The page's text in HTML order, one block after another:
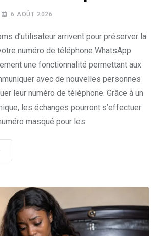
6 AOÛT 2026
d’utilisateur arrivent pour préserver la
numéro de téléphone WhatsApp
une fonctionnalité permettant aux
avec de nouvelles personnes
leur numéro de téléphone. Grâce à un
les échanges pourront s’effectuer
masqué pour les